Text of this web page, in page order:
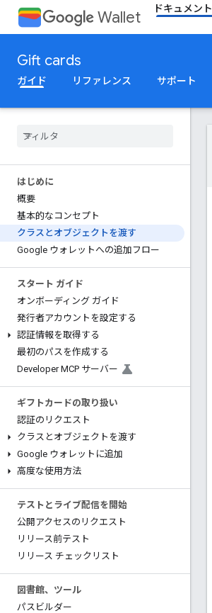
Wallet ドキュメント
Gift cards
ガイド
リファレンス サポート
はじめに
概要
基本的なコンセプト
クラスとオブジェクトを渡す
Google ウォレットへの追加フロー
スタート ガイド
オンボーディング ガイド
発行者アカウントを設定する
認証情報を取得する
最初のパスを作成する
Developer MCP サーバー
ギフトカードの取り扱い
認証のリクエスト
クラスとオブジェクトを渡す
Google ウォレットに追加
高度な使用方法
テストとライブ配信を開始
公開アクセスのリクエスト
リリース前テスト
リリース チェックリスト
図書館、ツール
パスビルダー